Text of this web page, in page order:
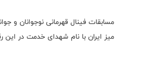
میز ایران با نام شهدای خدمت در